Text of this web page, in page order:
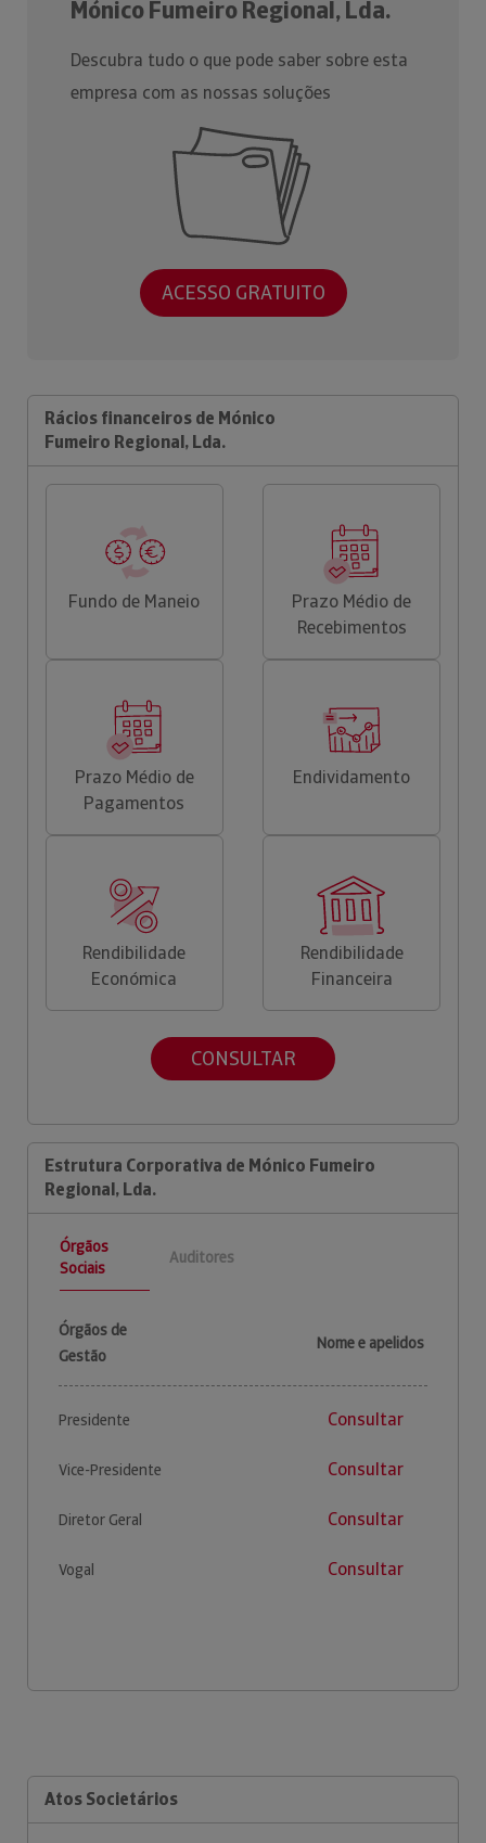
Mónico Fumeiro Regional, Lda.
Descubra tudo o que pode saber sobre esta
empresa com as nossas soluções
ACESSO GRATUITO
Rácios financeiros de Mónico
Fumeiro Regional, Lda.
Fundo de Maneio
Prazo Médio de
Recebimentos
Prazo Médio de
Pagamentos
Endividamento
Rendibilidade
Económica
Rendibilidade
Financeira
CONSULTAR
Estrutura Corporativa de Mónico Fumeiro
Regional, Lda.
Órgãos
Sociais
Auditores
Órgãos de
Gestão
Nome e apelidos
Presidente Consultar
Vice-Presidente Consultar
Diretor Geral Consultar
Vogal Consultar
Atos Societários